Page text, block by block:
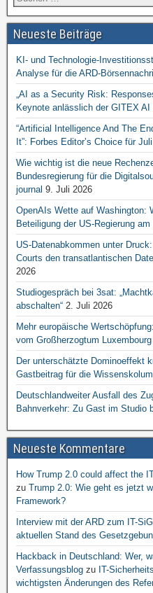
Neueste Beiträge
KI- und Technologie-
Analyse für die ARD-
„AI as a Security Risk:
Keynote anlässlich der GITEX
“Artificial Intelligence And The
It”: Forbes Editor’s Choice für
Wie wichtig ist die neue
Bundesregierung für die
journal 9. Juli 2026
OpenAIs Wette auf Washington:
Beteiligung der US-Regierung
US-Datenabkommen unter
Courts den transatlantischen
2026
Studiogespräch bei 3sat:
abschalten“ 2. Juli 2026
Mehr europäische
vom Großherzogtum
Der unterschätzte Dominoeffekt
Gastbeitrag für die
Deutschlandweiter Ausfall des
Bahnverkehr: Zu Gast im Studio
Neueste Kommentare
How Trump 2.0 could affect the
zu Trump 2.0: Wie geht es jetzt
Framework?
Interview mit der ARD zum IT-
aktuellen Stand des
Hackback in Deutschland: Wer,
Verfassungsblog zu IT-
wichtigsten Änderungen des